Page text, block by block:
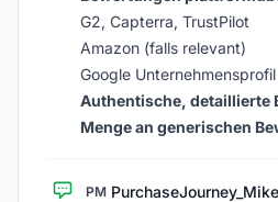
G2, Capterra, TrustPilot
Amazon (falls relevant)
Google Unternehmensprofil
Authentische, detaillierte
Menge an generischen
PM PurchaseJourney_Mike